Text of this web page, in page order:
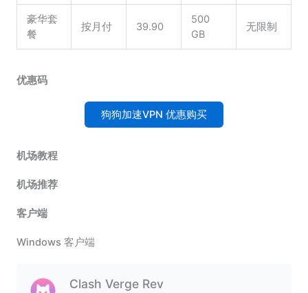
豪华套
餐
按月付 39.90
500
GB
无限制
优惠码
狗狗加速VPN 优惠购买
机场教程
机场推荐
客户端
Windows 客户端
Clash Verge Rev